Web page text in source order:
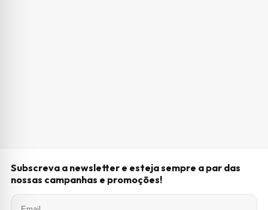
Subscreva a newsletter e esteja sempre a par das
nossas campanhas e promoções!